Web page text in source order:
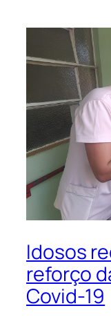
Idosos
reforço
Covid-19